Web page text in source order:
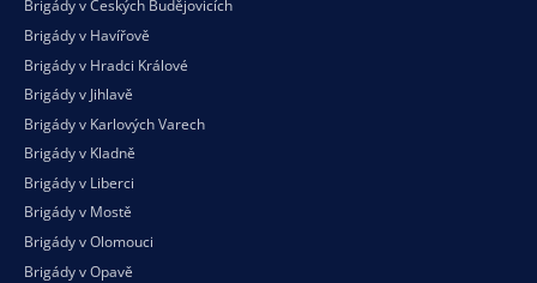
Brigády v Českých Budějovicích
Brigády v Havířově
Brigády v Hradci Králové
Brigády v Jihlavě
Brigády v Karlových Varech
Brigády v Kladně
Brigády v Liberci
Brigády v Mostě
Brigády v Olomouci
Brigády v Opavě